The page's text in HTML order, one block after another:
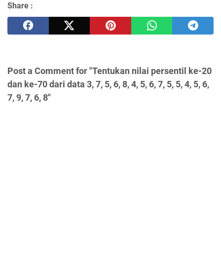
Share :
Post a Comment for "Tentukan nilai persentil ke-20
dan ke-70 dari data 3, 7, 5, 6, 8, 4, 5, 6, 7, 5, 5, 4, 5, 6,
7, 9, 7, 6, 8"